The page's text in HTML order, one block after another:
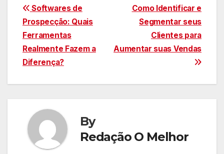
Navegação
de
Post
Como Identificar e
Segmentar seus
Clientes para
Aumentar suas Vendas
Softwares de
Prospecção: Quais
Ferramentas
Realmente Fazem a
Diferença?
By
Redação O Melhor